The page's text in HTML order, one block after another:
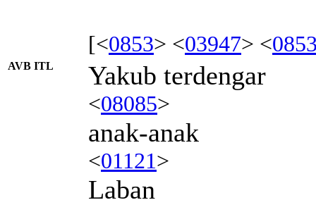
[<0853> <03947> <
AVB ITL Yakub terdengar
<08085>
anak-anak
<01121>
Laban